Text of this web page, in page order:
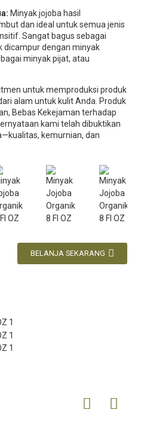
Minyak jojoba hasil
dan ideal untuk semua jenis
Sangat bagus sebagai
dicampur dengan minyak
minyak pijat, atau
untuk memproduksi produk
alam untuk kulit Anda. Produk
Bebas Kekejaman terhadap
kami telah dibuktikan
kemurnian, dan
BELANJA SEKARANG